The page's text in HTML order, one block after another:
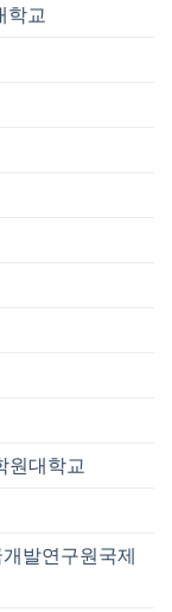
학교
원대학교
개발연구원국제